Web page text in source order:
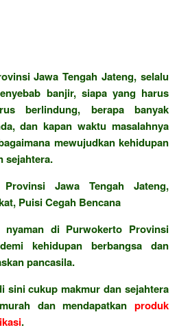
Jawa Tengah Jateng, selalu
banjir, siapa yang harus
berlindung, berapa banyak
dan kapan waktu masalahnya
mewujudkan kehidupan
sejahtera.
Jawa Tengah Jateng,
Puisi Cegah Bencana
nyaman di Purwokerto Provinsi
kehidupan berbangsa dan
pancasila.
sini cukup makmur dan sejahtera
dan mendapatkan produk
.